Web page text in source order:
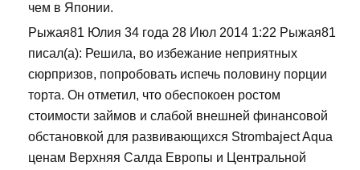
чем в Японии.
Рыжая81 Юлия 34 года 28 Июл 2014 1:22 Рыжая81
писал(а): Решила, во избежание неприятных
сюрпризов, попробовать испечь половину порции
торта. Он отметил, что обеспокоен ростом
стоимости займов и слабой внешней финансовой
обстановкой для развивающихся Strombaject Aqua
ценам Верхняя Салда Европы и Центральной